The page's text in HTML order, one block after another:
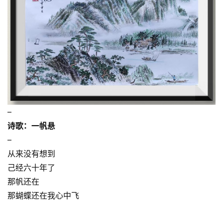
–
诗歌：一帆悬
–
从来没有想到
己经六十年了
那帆还在
那蝴蝶还在我心中飞